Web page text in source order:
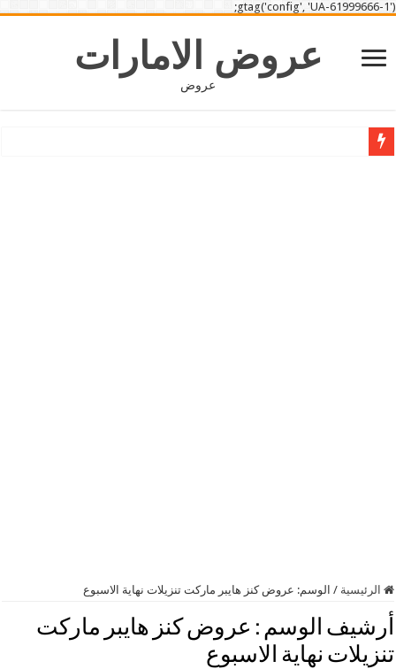
gtag('config', 'UA-61999666-1');
عروض الامارات
عروض
الرئيسية / الوسم: عروض كنز هايبر ماركت تنزيلات نهاية الاسبوع
أرشيف الوسم : عروض كنز هايبر ماركت
تنزيلات نهاية الاسبوع